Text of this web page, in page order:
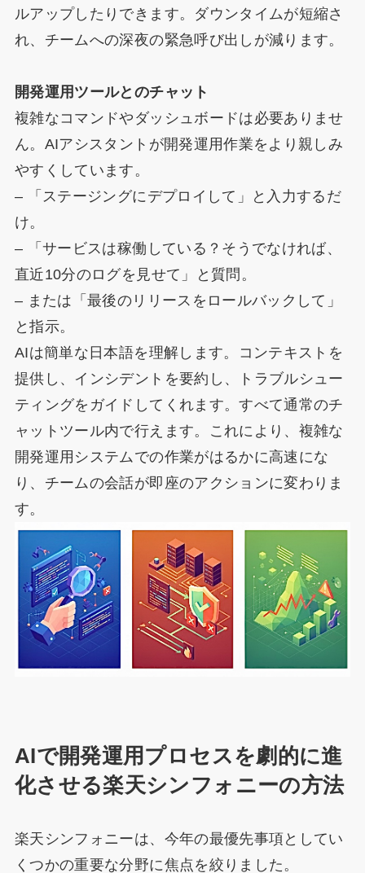
ルアップしたりできます。ダウンタイムが短縮さ
れ、チームへの深夜の緊急呼び出しが減ります。
開発運用ツールとのチャット
複雑なコマンドやダッシュボードは必要ありませ
ん。AIアシスタントが開発運用作業をより親しみ
やすくしています。
– 「ステージングにデプロイして」と入力するだ
け。
– 「サービスは稼働している？そうでなければ、
直近10分のログを見せて」と質問。
– または「最後のリリースをロールバックして」
と指示。
AIは簡単な日本語を理解します。コンテキストを
提供し、インシデントを要約し、トラブルシュー
ティングをガイドしてくれます。すべて通常のチ
ャットツール内で行えます。これにより、複雑な
開発運用システムでの作業がはるかに高速にな
り、チームの会話が即座のアクションに変わりま
す。
AIで開発運用プロセスを劇的に進
化させる楽天シンフォニーの方法
楽天シンフォニーは、今年の最優先事項としてい
くつかの重要な分野に焦点を絞りました。